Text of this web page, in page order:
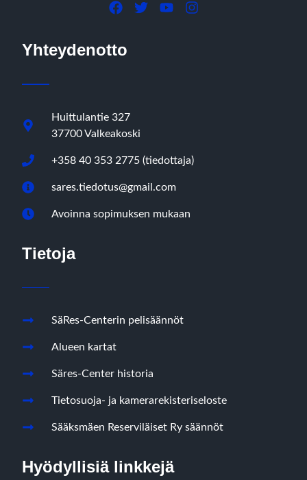
Yhteydenotto
Huittulantie 327
37700 Valkeakoski
+358 40 353 2775 (tiedottaja)
sares.tiedotus@gmail.com
Avoinna sopimuksen mukaan
Tietoja
SäRes-Centerin pelisäännöt
Alueen kartat
Säres-Center historia
Tietosuoja- ja kamerarekisteriseloste
Sääksmäen Reserviläiset Ry säännöt
Hyödyllisiä linkkejä